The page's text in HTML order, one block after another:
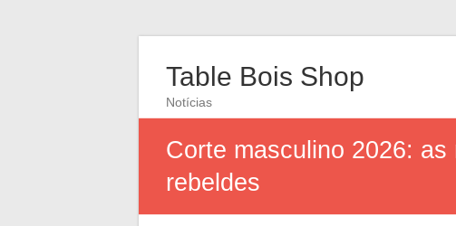
Table Bois Shop
Notícias
Corte masculino 2026:
rebeldes